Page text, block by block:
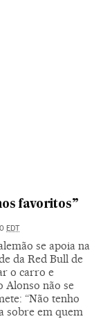
favoritos”
EDT
se apoia na
da Red Bull de
o carro e
Alonso não se
“Não tenho
sobre em quem